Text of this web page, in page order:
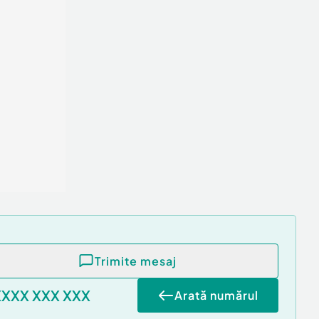
Trimite mesaj
XXX XXX Arată numărul